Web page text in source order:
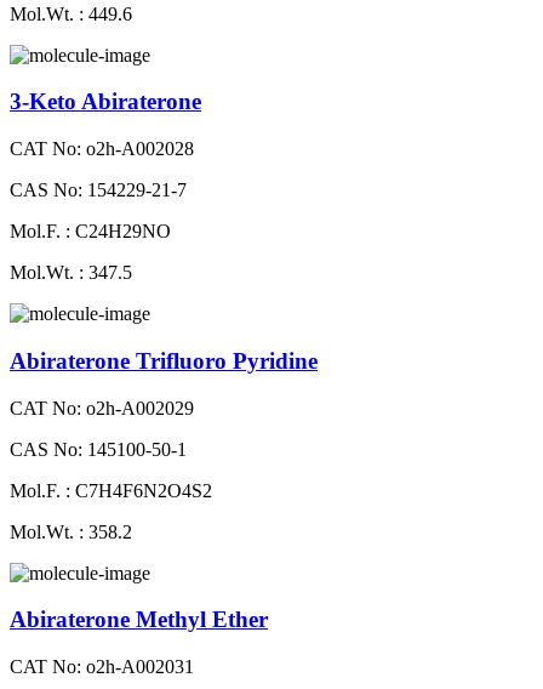
Mol.Wt. : 449.6
3-Keto Abiraterone
CAT No: o2h-A002028
CAS No: 154229-21-7
Mol.F. : C24H29NO
Mol.Wt. : 347.5
Abiraterone Trifluoro Pyridine
CAT No: o2h-A002029
CAS No: 145100-50-1
Mol.F. : C7H4F6N2O4S2
Mol.Wt. : 358.2
Abiraterone Methyl Ether
CAT No: o2h-A002031